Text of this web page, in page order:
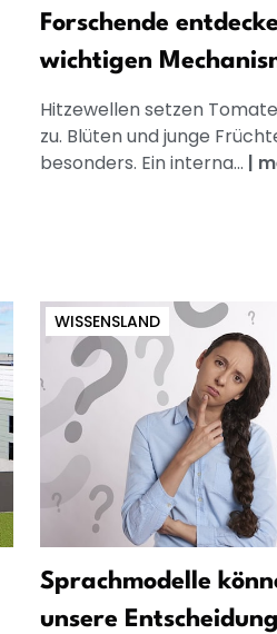
Forschende
wichtigen
Hitzewellen setzen
zu. Blüten und junge
besonders. Ein interna... |
WISSENSLAND
Sprachmodelle
unsere